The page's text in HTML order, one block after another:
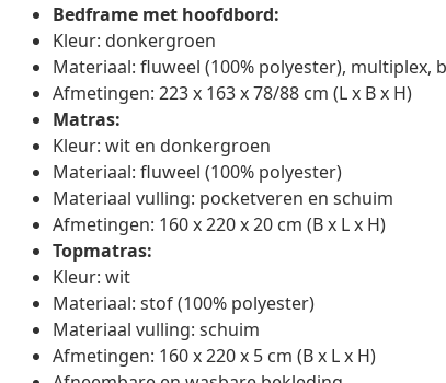
Bedframe met hoofdbord:
Kleur: donkergroen
Materiaal: fluweel (100% polyester), multiplex,
Afmetingen: 223 x 163 x 78/88 cm (L x B x H)
Matras:
Kleur: wit en donkergroen
Materiaal: fluweel (100% polyester)
Materiaal vulling: pocketveren en schuim
Afmetingen: 160 x 220 x 20 cm (B x L x H)
Topmatras:
Kleur: wit
Materiaal: stof (100% polyester)
Materiaal vulling: schuim
Afmetingen: 160 x 220 x 5 cm (B x L x H)